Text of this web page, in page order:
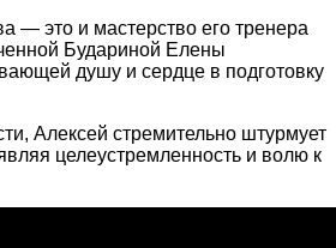
— это и мастерство его тренера
Будариной Елены
душу и сердце в подготовку
Алексей стремительно штурмует
целеустремленность и волю к